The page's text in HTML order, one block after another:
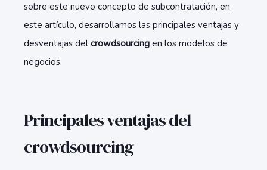
sobre este nuevo concepto de subcontratación, en
este artículo, desarrollamos las principales ventajas y
desventajas del crowdsourcing en los modelos de
negocios.
Principales ventajas del
crowdsourcing